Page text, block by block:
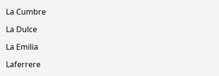
La Cumbre
La Dulce
La Emilia
Laferrere